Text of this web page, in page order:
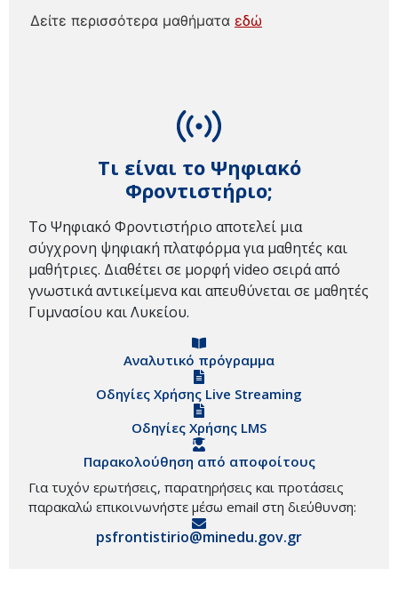
Τι είναι το Ψηφιακό
Φροντιστήριο;
Το Ψηφιακό Φροντιστήριο αποτελεί μια
σύγχρονη ψηφιακή πλατφόρμα για μαθητές και
μαθήτριες. Διαθέτει σε μορφή video σειρά από
γνωστικά αντικείμενα και απευθύνεται σε μαθητές
Γυμνασίου και Λυκείου.
Αναλυτικό πρόγραμμα
Οδηγίες Χρήσης Live Streaming
Οδηγίες Χρήσης LMS
Παρακολούθηση από αποφοίτους
Για τυχόν ερωτήσεις, παρατηρήσεις και προτάσεις
παρακαλώ επικοινωνήστε μέσω email στη διεύθυνση:
psfrontistirio@minedu.gov.gr
Δείτε περισσότερα μαθήματα εδώ